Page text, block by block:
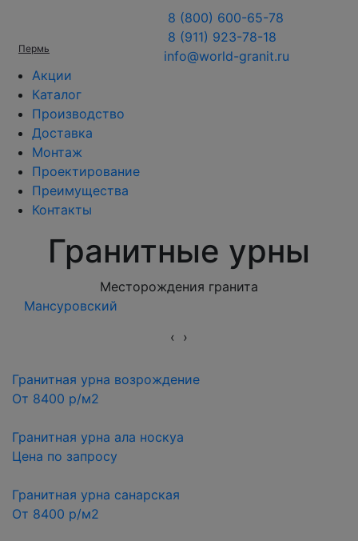
Пермь
8 (800) 600-65-78
8 (911) 923-78-18
info@world-granit.ru
Акции
Каталог
Производство
Доставка
Монтаж
Проектирование
Преимущества
Контакты
Гранитные урны
Месторождения гранита
Мансуровский
‹ ›
Гранитная урна возрождение
От 8400 р/м2
Гранитная урна ала носкуа
Цена по запросу
Гранитная урна санарская
От 8400 р/м2